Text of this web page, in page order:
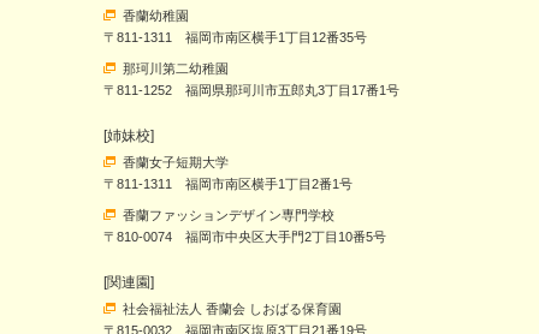
香蘭幼稚園
〒811-1311 福岡市南区横手1丁目12番35号
那珂川第二幼稚園
〒811-1252 福岡県那珂川市五郎丸3丁目17番1号
[姉妹校]
香蘭女子短期大学
〒811-1311 福岡市南区横手1丁目2番1号
香蘭ファッションデザイン専門学校
〒810-0074 福岡市中央区大手門2丁目10番5号
[関連園]
社会福祉法人 香蘭会 しおばる保育園
〒815-0032 福岡市南区塩原3丁目21番19号